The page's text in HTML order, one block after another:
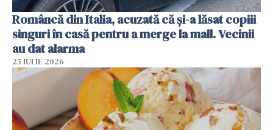
Româncă din Italia, acuzată că și-a lăsat copiii
singuri în casă pentru a merge la mall. Vecinii
au dat alarma
25 IULIE 2026